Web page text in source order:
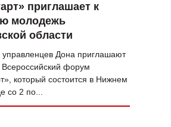
приглашает к
молодежь
области
Дона приглашают
форум
который состоится в Нижнем
со 2 по...